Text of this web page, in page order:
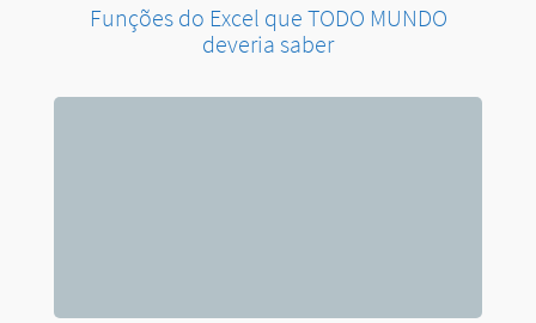
Funções do Excel que TODO MUNDO
deveria saber